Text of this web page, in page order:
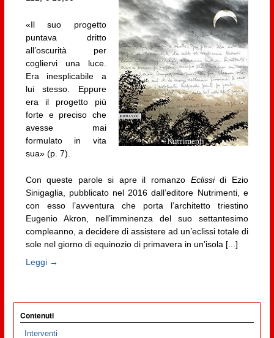
«Il suo progetto
puntava dritto
all’oscurità per
cogliervi una luce.
Era inesplicabile a
lui stesso. Eppure
era il progetto più
forte e preciso che
avesse mai
formulato in vita
sua» (p. 7).
Con queste parole si apre il romanzo Eclissidi Ezio
Sinigaglia, pubblicato nel 2016 dall’editore Nutrimenti, e
con esso l’avventura che porta l’architetto triestino
Eugenio Akron, nell’imminenza del suo settantesimo
compleanno, a decidere di assistere ad un’eclissi totale di
sole nel giorno di equinozio di primavera in un’isola [...]
Leggi →
Contenuti
Interventi